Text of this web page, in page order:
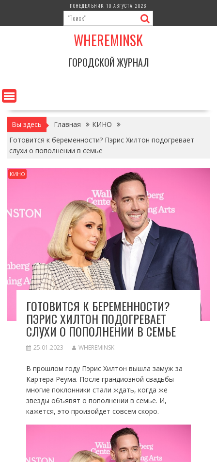
содержимому
ПОНЕДЕЛЬНИК, 10 АВГУСТА, 2026
WHEREMINSK
ГОРОДСКОЙ ЖУРНАЛ
Вы здесь Главная
КИНО
Готовится к беременности? Пэрис Хилтон подогревает
слухи о пополнении в семье
КИНО
ГОТОВИТСЯ К БЕРЕМЕННОСТИ?
ПЭРИС ХИЛТОН ПОДОГРЕВАЕТ
СЛУХИ О ПОПОЛНЕНИИ В СЕМЬЕ
25.01.2023 WHEREMINSK
В прошлом году Пэрис Хилтон вышла замуж за
Картера Реума. После грандиозной свадьбы
многие поклонники стали ждать, когда же
звезды объявят о пополнении в семье. И,
кажется, это произойдет совсем скоро.